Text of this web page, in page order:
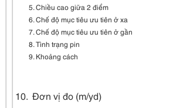
Chiều cao giữa 2 điểm
Chế độ mục tiêu ưu tiên ở xa
Chế độ mục tiêu ưu tiên ở gần
Tình trạng pin
Khoảng cách
10. Đơn vị đo (m/yd)